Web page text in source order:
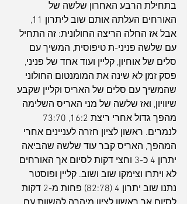
בתחילת הרבע האחרון שלשה של
האורחים העלתה אותם שוב ליתרון 11,
אבל אז החלה הריצה החולונית: זה התחיל
עם שלשה פניני-ת טיפוסית, המשיך עם
סלים של אוחיון, קליין ועוד אחד של פניני,
פסק זמן לא שינה את המומנטום החולוני
שהמשיך עם סלים של האריס וקליין שקבע
שיוויון, ואז שלשה של מני האריס השלימה
לנמרים. ראשון לציון חזרה לעניינים אחרי
המהפך, האריס קבר עוד שלשה שהביאה
יתרון 4 כ-3 וחצי דקות לסיום אך האורחים
לא ויתרו וצימקו שוב ושוב. קליין ופוסטר
נתנו שוב יתרון 4 (82:78) פחות מ-2 דקות